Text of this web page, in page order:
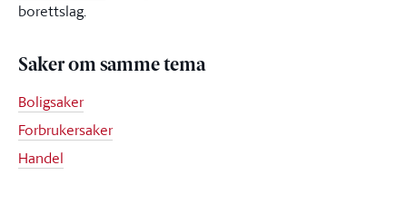
borettslag.
Saker om samme tema
Boligsaker
Forbrukersaker
Handel